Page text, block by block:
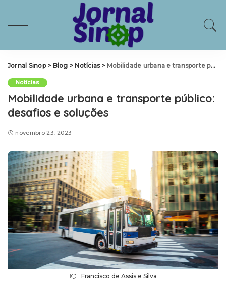
Jornal Sinop> Blog > Notícias> Mobilidade urbana e transporte público: desafios e soluções
Notícias
Mobilidade urbana e transporte público:
desafios e soluções
novembro 23, 2023
Francisco de Assis e Silva